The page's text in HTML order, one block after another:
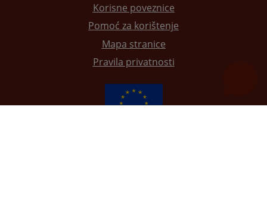
Korisne poveznice
Pomoć za korištenje
Mapa stranice
Pravila privatnosti